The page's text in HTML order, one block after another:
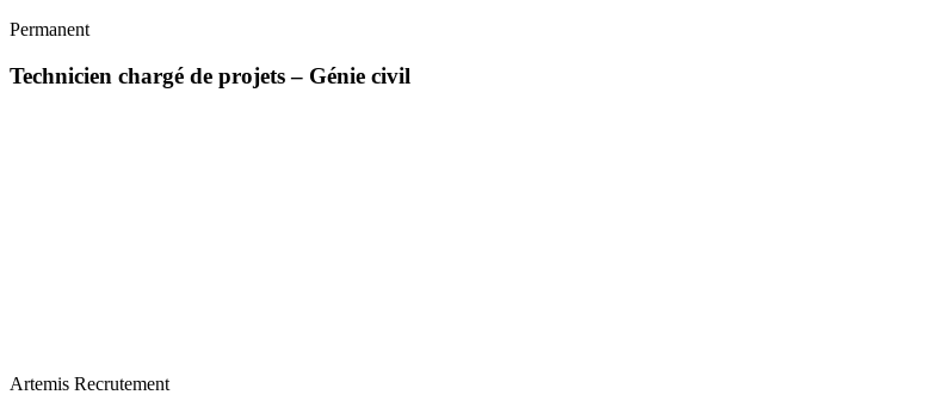
Permanent
Technicien chargé de projets – Génie civil
Artemis Recrutement